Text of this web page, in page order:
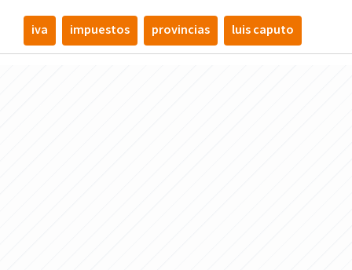
iva impuestos provincias luis caputo